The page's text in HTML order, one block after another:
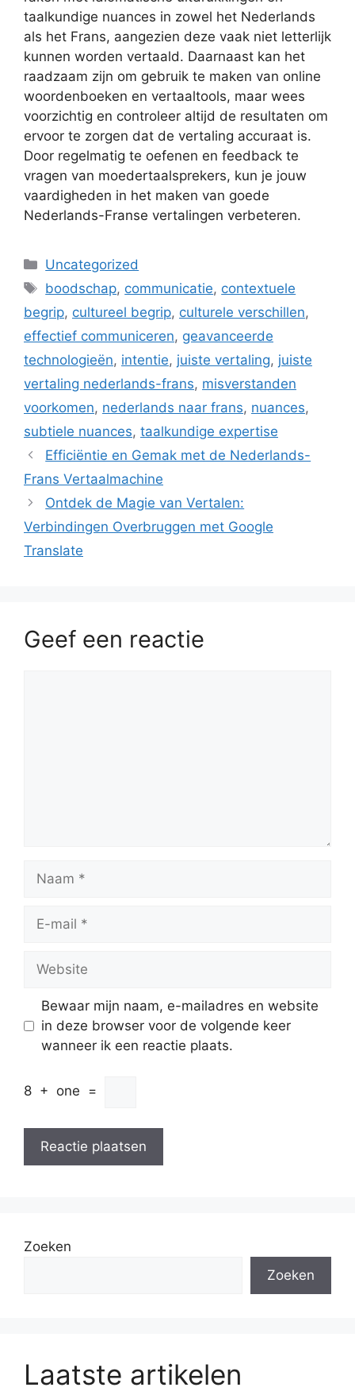
taalkundige nuances in zowel het Nederlands
als het Frans, aangezien deze vaak niet letterlijk
kunnen worden vertaald. Daarnaast kan het
raadzaam zijn om gebruik te maken van online
woordenboeken en vertaaltools, maar wees
voorzichtig en controleer altijd de resultaten om
ervoor te zorgen dat de vertaling accuraat is.
Door regelmatig te oefenen en feedback te
vragen van moedertaalsprekers, kun je jouw
vaardigheden in het maken van goede
Nederlands-Franse vertalingen verbeteren.
Categorieën
Uncategorized
Tags
boodschap, communicatie, contextuele
begrip, cultureel begrip, culturele verschillen,
effectief communiceren, geavanceerde
technologieën, intentie, juiste vertaling, juiste
vertaling nederlands-frans, misverstanden
voorkomen, nederlands naar frans, nuances,
subtiele nuances, taalkundige expertise
Efficiëntie en Gemak met de Nederlands-
Frans Vertaalmachine
Ontdek de Magie van Vertalen:
Verbindingen Overbruggen met Google
Translate
Geef een reactie
Naam
Website
Bewaar mijn naam, e-mailadres en website
in deze browser voor de volgende keer
wanneer ik een reactie plaats.
8 + one =
Zoeken
Zoeken
Laatste artikelen